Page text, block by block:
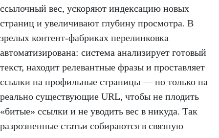
ссылочный вес, ускоряют индексацию новых
страниц и увеличивают глубину просмотра. В
зрелых контент-фабриках перелинковка
автоматизирована: система анализирует готовый
текст, находит релевантные фразы и проставляет
ссылки на профильные страницы — но только на
реально существующие URL, чтобы не плодить
«битые» ссылки и не уводить вес в никуда. Так
разрозненные статьи собираются в связную